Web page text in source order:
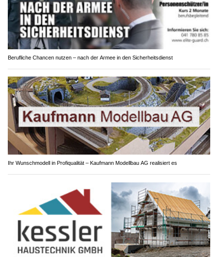
Berufliche Chancen nutzen – nach der Armee in den Sicherheitsdienst
Ihr Wunschmodell in Profiqualität – Kaufmann Modellbau AG realisiert es